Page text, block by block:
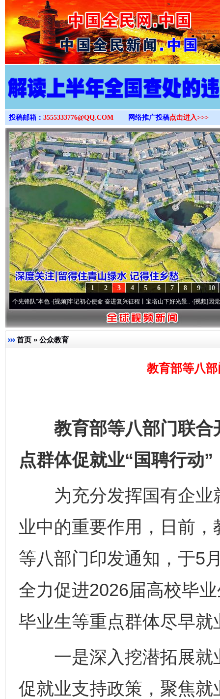
>
投稿邮箱： 3555333776@QQ.COM 网络推广投稿点击进入>>>
10
9
8
7
6
5
4
3
2
1
”本色·[视频]牢记初心使命 奋进复兴征程丨宝塔山下好光景..·[视频]因党而生 为党
首页 » 公众教育
教育部等八
教育部等八部门联合
点群体促就业“国聘行动”
为充分发挥国有企业
业中的重要作用，日前
等八部门印发通知，于5
全力促进2026届高校毕
毕业生等重点群体尽早就
一是深入挖潜拓展就
促就业支持政策，聚焦